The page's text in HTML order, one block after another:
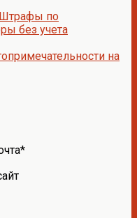
по
без учета
на